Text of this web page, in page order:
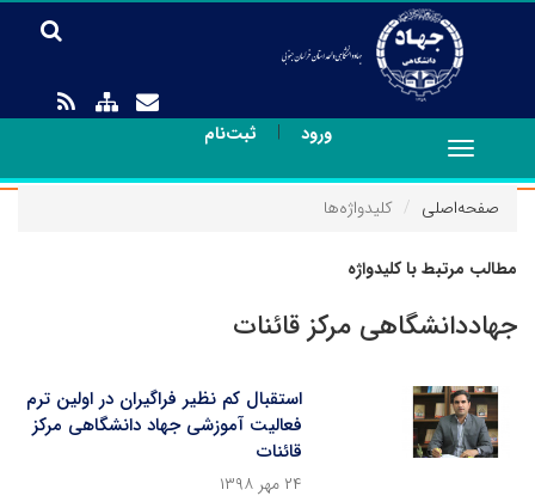
ورود | ثبت‌نام
Toggle
navigation
صفحه‌اصلی
کلیدواژه‌ها
مطالب مرتبط با کلیدواژه
جهاددانشگاهی مرکز قائنات
استقبال کم نظیر فراگیران در اولین ترم
فعالیت آموزشی جهاد دانشگاهی مرکز
قائنات
۲۴ مهر ۱۳۹۸